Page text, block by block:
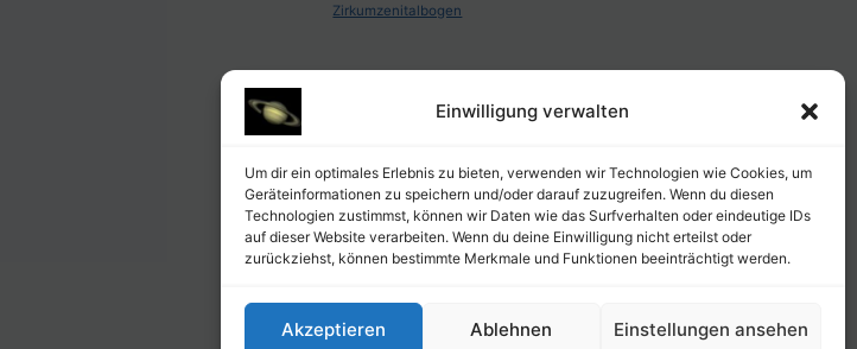
Einwilligung verwalten
Um dir ein optimales Erlebnis zu bieten, verwenden wir Technologien wie Cookies, um
Geräteinformationen zu speichern und/oder darauf zuzugreifen. Wenn du diesen
Technologien zustimmst, können wir Daten wie das Surfverhalten oder eindeutige IDs
auf dieser Website verarbeiten. Wenn du deine Einwilligung nicht erteilst oder
zurückziehst, können bestimmte Merkmale und Funktionen beeinträchtigt werden.
Akzeptieren Ablehnen Einstellungen ansehen
Zirkumzenitalbogen